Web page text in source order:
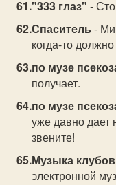
"333 глаз" -
Спаситель -
когда-то
по музе
получает.
по музе
уже давно дает
звените!
Музыка клубов
электронной